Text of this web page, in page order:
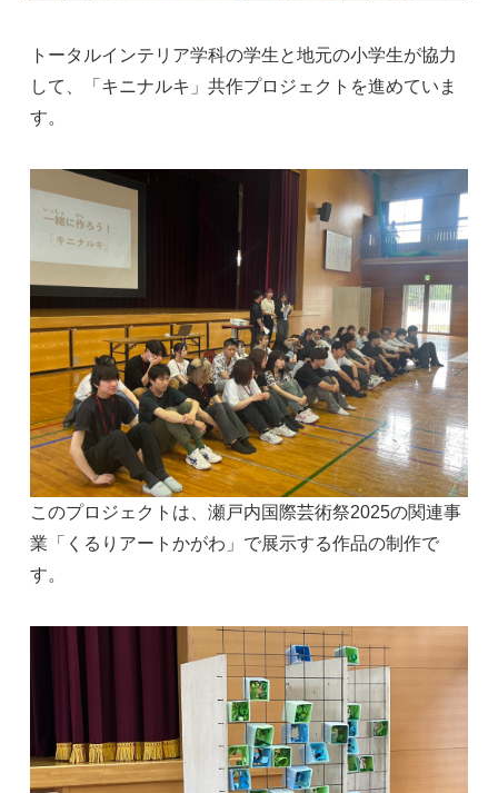
トータルインテリア学科の学生と地元の小学生が協力
して、「キニナルキ」共作プロジェクトを進めていま
す。
このプロジェクトは、瀬戸内国際芸術祭2025の関連事
業「くるりアートかがわ」で展示する作品の制作で
す。